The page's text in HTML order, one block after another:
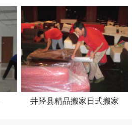
井陉县精品搬家日式搬家